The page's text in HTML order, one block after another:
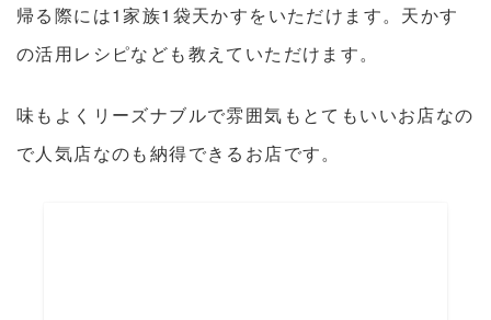
帰る際には1家族1袋天かすをいただけます。天かす
の活用レシピなども教えていただけます。
味もよくリーズナブルで雰囲気もとてもいいお店なの
で人気店なのも納得できるお店です。